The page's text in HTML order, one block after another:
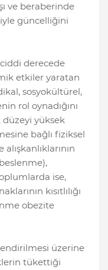
ve beraberinde
güncelliğini
derecede
etkiler yaratan
sosyokültürel,
rol oynadığını
düzeyi yüksek
bağlı fiziksel
ise,
kısıtlılığı
obezite
üzerine
tükettiği